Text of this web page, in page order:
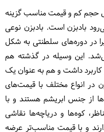
حجم کم و قیمت مناسب گزینه
بادبزن است. بادبزن نوعی
در دوره‌های سلطنتی به شکل
این وسیله در گذشته هم
کاربرد داشت و هم به عنوان یک
در انواع مختلف با قیمت‌های
از جنس ابریشم هستند و با
کوه‌ها و دریاچه‌ها نقاشی
و با قیمت مناسب‌تر عرضه